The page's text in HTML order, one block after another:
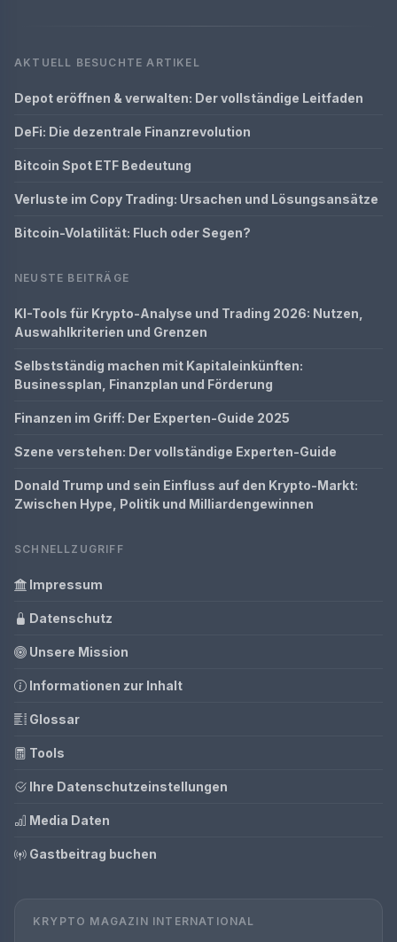
AKTUELL BESUCHTE ARTIKEL
Depot eröffnen & verwalten: Der vollständige Leitfaden
DeFi: Die dezentrale Finanzrevolution
Bitcoin Spot ETF Bedeutung
Verluste im Copy Trading: Ursachen und Lösungsansätze
Bitcoin-Volatilität: Fluch oder Segen?
NEUSTE BEITRÄGE
KI-Tools für Krypto-Analyse und Trading 2026: Nutzen,
Auswahlkriterien und Grenzen
Selbstständig machen mit Kapitaleinkünften:
Businessplan, Finanzplan und Förderung
Finanzen im Griff: Der Experten-Guide 2025
Szene verstehen: Der vollständige Experten-Guide
Donald Trump und sein Einfluss auf den Krypto-Markt:
Zwischen Hype, Politik und Milliardengewinnen
SCHNELLZUGRIFF
Impressum
Datenschutz
Unsere Mission
Informationen zur Inhalt
Glossar
Tools
Ihre Datenschutzeinstellungen
Media Daten
Gastbeitrag buchen
KRYPTO MAGAZIN INTERNATIONAL